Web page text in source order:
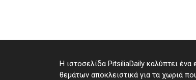
Η ιστοσελίδα PitsiliaDaily καλύπτει
θεμάτων αποκλειστικά για τα χωριά